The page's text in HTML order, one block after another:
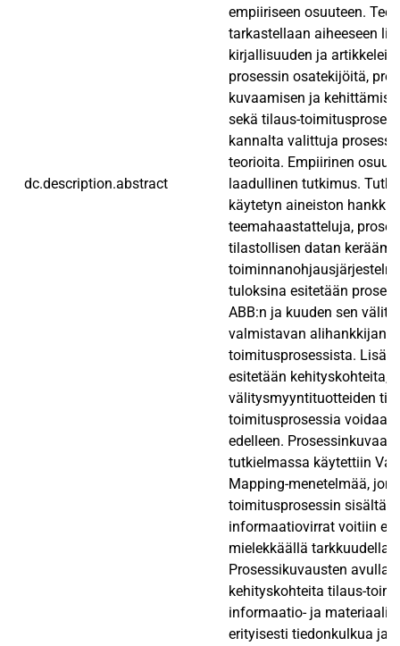
dc.description.abstract
empiiriseen osuuteen.
tarkastellaan aiheeseen
kirjallisuuden ja
prosessin osatekijöitä,
kuvaamisen ja
sekä tilaus-
kannalta valittuja
teorioita. Empiirinen
laadullinen tutkimus.
käytetyn aineiston
teemahaastatteluja,
tilastollisen datan
tuloksina esitetään
ABB:n ja kuuden sen
valmistavan alihankkijan
toimitusprosessista.
esitetään kehityskohteita,
välitysmyyntituotteiden
toimitusprosessia voidaan
edelleen.
tutkielmassa käytettiin
Mapping-menetelmää,
toimitusprosessin
informaatiovirrat voitiin
mielekkäällä tarkkuudella.
Prosessikuvausten avulla
kehityskohteita tilaus-
informaatio- ja
erityisesti tiedonkulkua ja